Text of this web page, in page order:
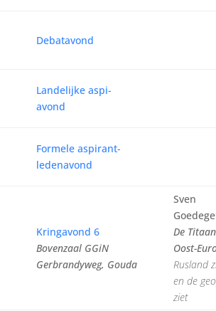
Debatavond
Landelijke aspi-
avond
Formele aspirant-
ledenavond
Kringavond 6
Bovenzaal GGiN
Gerbrandyweg, Gouda
Sven
De
Oost-
Rusland
en de
ziet